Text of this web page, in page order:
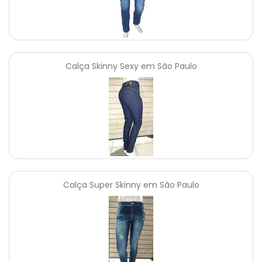
Calça Skinny Sexy em São Paulo
Calça Super Skinny em São Paulo